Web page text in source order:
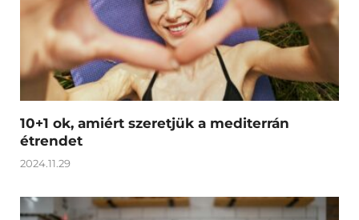
10+1 ok, amiért szeretjük a mediterrán
étrendet
2024.11.29